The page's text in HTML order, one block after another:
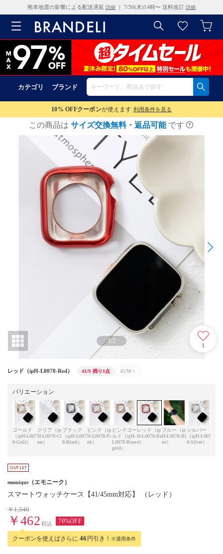
熊本地震の影響による配送遅延 詳細 ｜ 7/30(木)14時〜 送料改訂 詳細
カテゴリ ブランド
10% OFFクーポンが使えます 利用条件を見る
この商品は サイズ交換無料・返品可能 です
1/2
1
レッド（ipH-L0078-Red） 41/S 残り1点 45/M ×
バリエーション
ゴールド
（ipH-L007
8-Gold）
クリア（ip
H-L0078-Cl
ear）
ブラック
（ipH-L007
8-Black）
ピンク（ip
H-L0078-Pi
nk）
ピンクゴー
ルド（ipH-
L0078-Rose
gold）
レッド（ip
H-L0078-Re
d）
ブルー（ip
H-L0078-Bl
ue）
シルバー
（ipH-L007
8-Silver）
emonique （エモニーク）
スマートウォッチケース【41/45mm対応】 （レッド）
￥1,540
￥462 税込 70%OFF
クーポンを使えばさらに 46 円引き！ ※適用条件